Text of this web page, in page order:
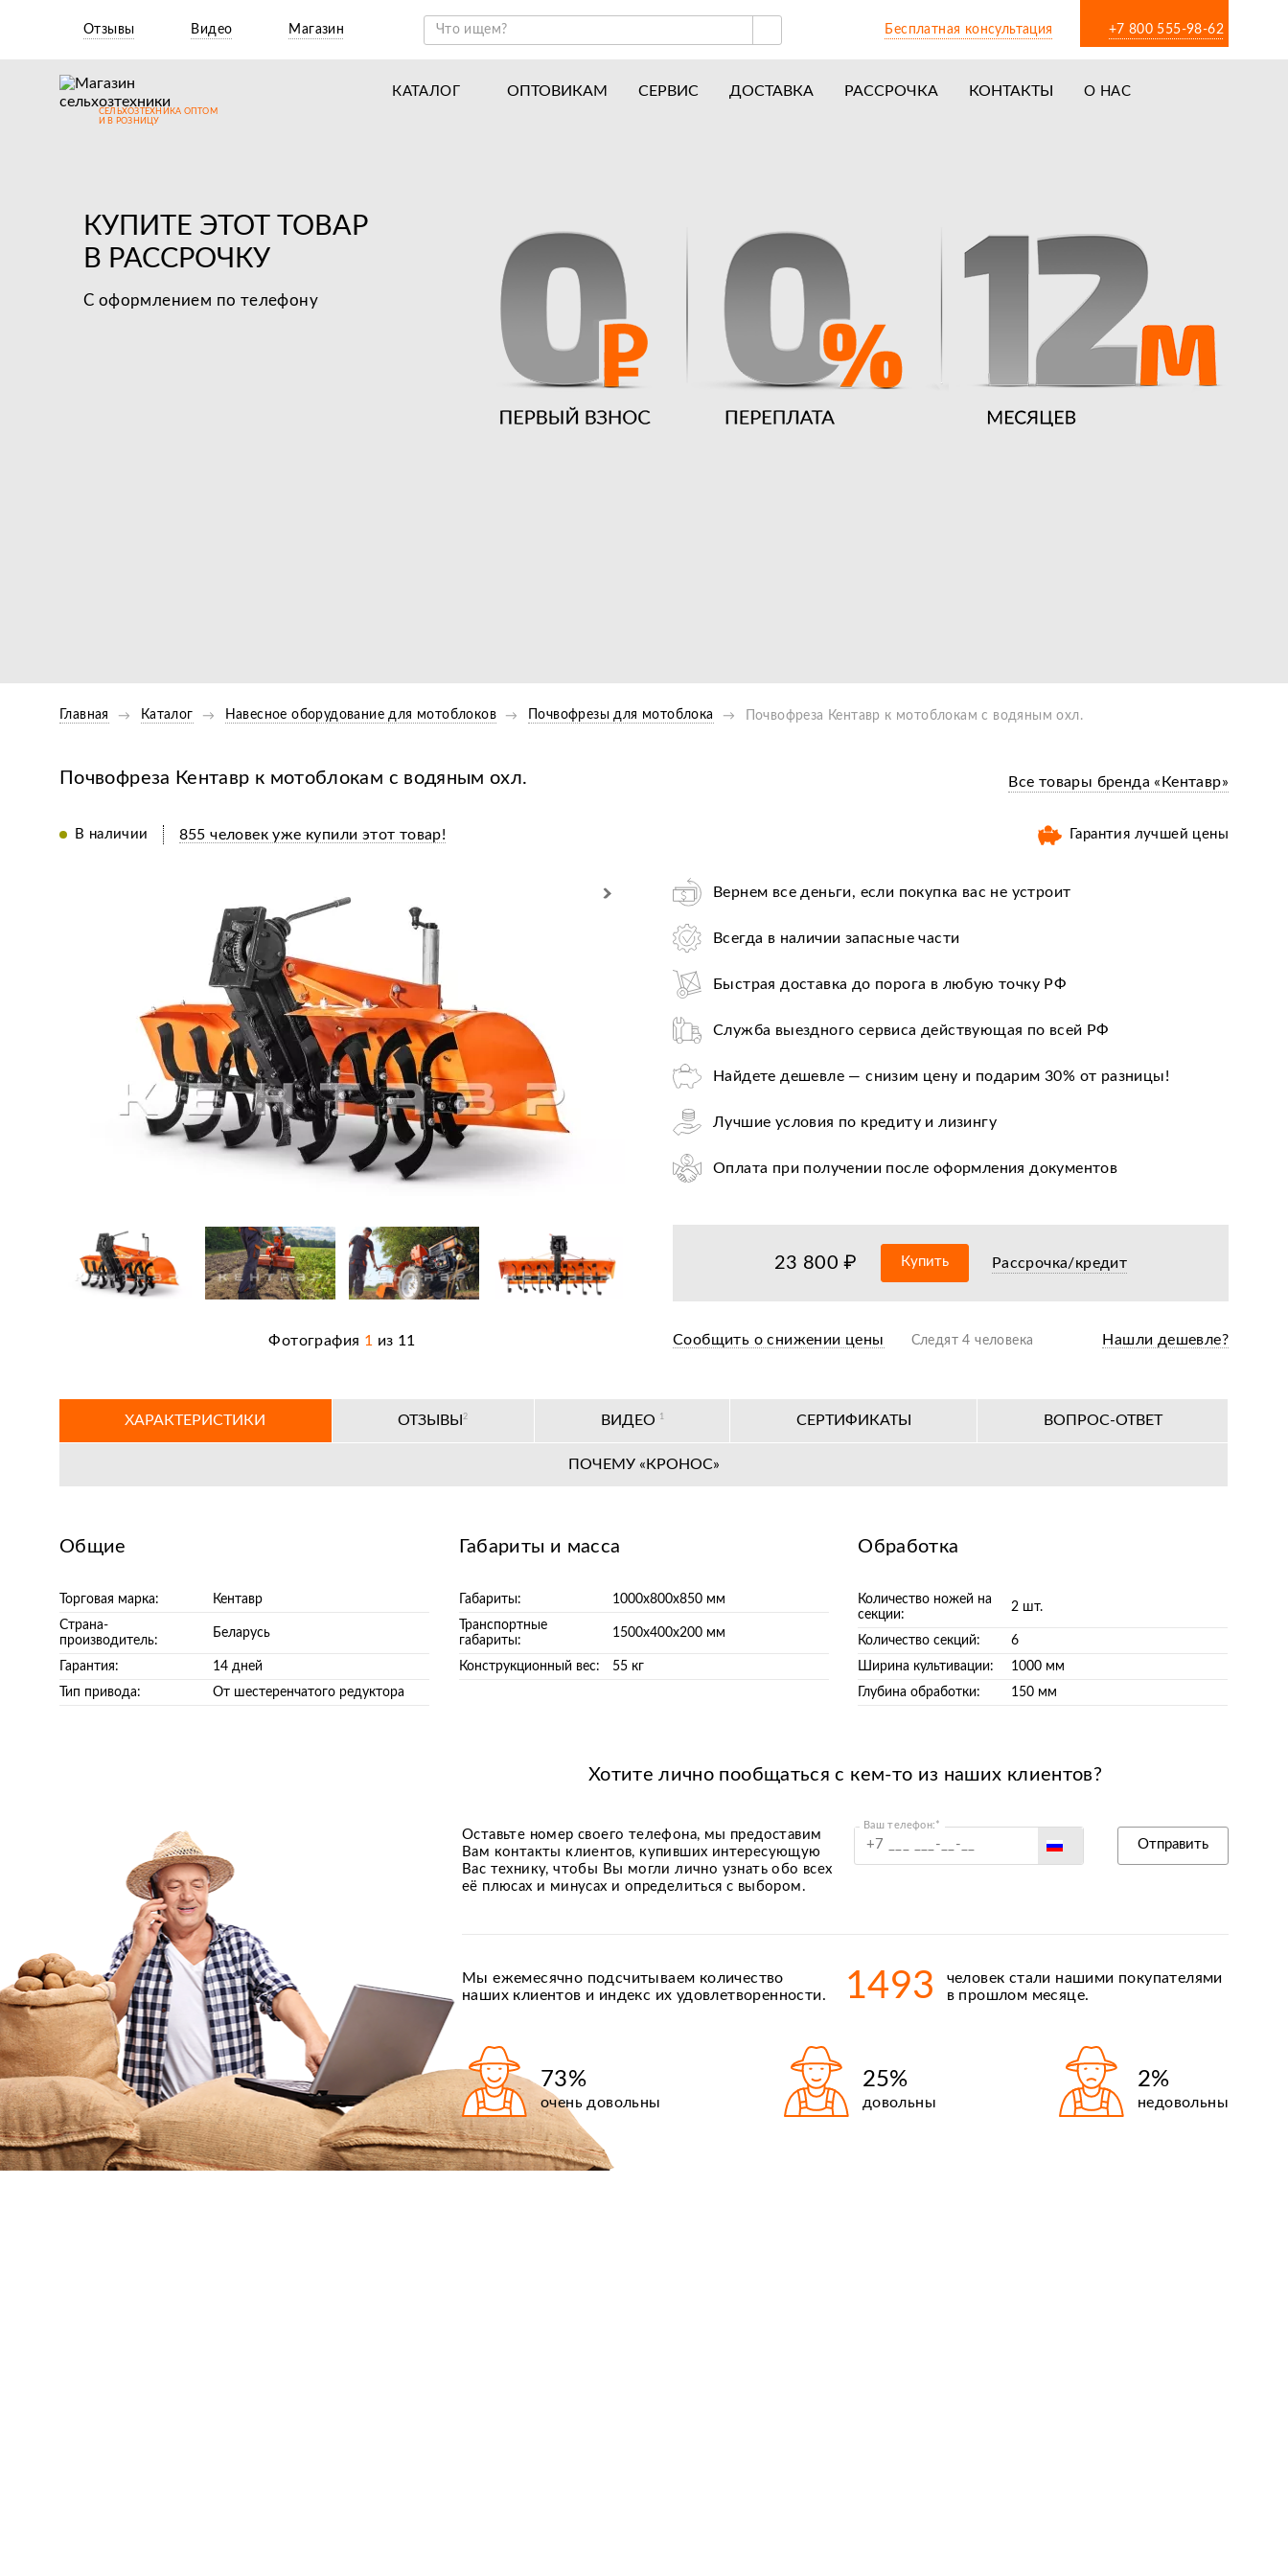
Отзывы Видео Магазин Бесплатная консультация +7 800 555-98-62
СЕЛЬХОЗТЕХНИКА ОПТОМ
И В РОЗНИЦУ
КАТАЛОГ
Навесное оборудование для мотоблоков
ОПТОВИКАМ СЕРВИС ДОСТАВКА РАССРОЧКА КОНТАКТЫ
О НАС
Новости
Отзывы
Вакансии
Гарантия лучшей цены
КУПИТЕ ЭТОТ ТОВАР
В РАССРОЧКУ
С оформлением по телефону
Главная Каталог Навесное оборудование для мотоблоков Почвофрезы для мотоблока Почвофреза Кентавр к мотоблокам с водяным охл.
Почвофреза Кентавр к мотоблокам с водяным охл. Все товары бренда «Кентавр»
В наличии 855 человек уже купили этот товар! Гарантия лучшей цены
Фотография 1 из 11
Вернем все деньги, если покупка вас не устроит
Всегда в наличии запасные части
Быстрая доставка до порога в любую точку РФ
Служба выездного сервиса действующая по всей РФ
Найдете дешевле — снизим цену и подарим 30% от разницы!
Лучшие условия по кредиту и лизингу
Оплата при получении после оформления документов
36+ авторизированных сервисных центров по всей РФ
23 800 ₽ Купить Рассрочка/кредит
Сообщить о снижении цены Следят 4 человека Нашли дешевле?
ХАРАКТЕРИСТИКИ ОТЗЫВЫ2 ВИДЕО 1 СЕРТИФИКАТЫ ВОПРОС-ОТВЕТ
ПОЧЕМУ «КРОНОС»
Общие
Торговая марка:
Кентавр
Страна-
производитель:
Беларусь
Гарантия:
14 дней
Тип привода:
От шестеренчатого редуктора
Габариты и масса
Габариты:
1000х800х850 мм
Транспортные
габариты:
1500х400х200 мм
Конструкционный вес: 55 кг
Обработка
Количество ножей на
секции:
2 шт.
Количество секций:
6
Ширина культивации:
1000 мм
Глубина обработки:
150 мм
Хотите лично пообщаться с кем-то из наших клиентов?
Оставьте номер своего телефона, мы предоставим
Вам контакты клиентов, купивших интересующую
Вас технику, чтобы Вы могли лично узнать обо всех
её плюсах и минусах и определиться с выбором.
Ваш телефон:*
Киргизия
Отправить
Мы ежемесячно подсчитываем количество
наших клиентов и индекс их удовлетворенности.
1493
человек стали нашими покупателями
в прошлом месяце.
73%
очень довольны
25%
довольны
2%
недовольны